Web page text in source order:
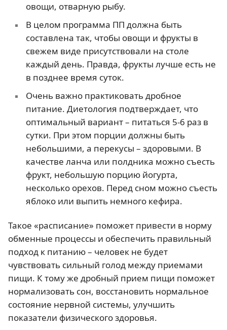
овощи, отварную рыбу.
В целом программа ПП должна быть
составлена так, чтобы овощи и фрукты в
свежем виде присутствовали на столе
каждый день. Правда, фрукты лучше есть не
в позднее время суток.
Очень важно практиковать дробное
питание. Диетология подтверждает, что
оптимальный вариант – питаться 5-6 раз в
сутки. При этом порции должны быть
небольшими, а перекусы – здоровыми. В
качестве ланча или полдника можно съесть
фрукт, небольшую порцию йогурта,
несколько орехов. Перед сном можно съесть
яблоко или выпить немного кефира.
Такое «расписание» поможет привести в норму
обменные процессы и обеспечить правильный
подход к питанию – человек не будет
чувствовать сильный голод между приемами
пищи. К тому же дробный прием пищи поможет
нормализовать сон, восстановить нормальное
состояние нервной системы, улучшить
показатели физического здоровья.